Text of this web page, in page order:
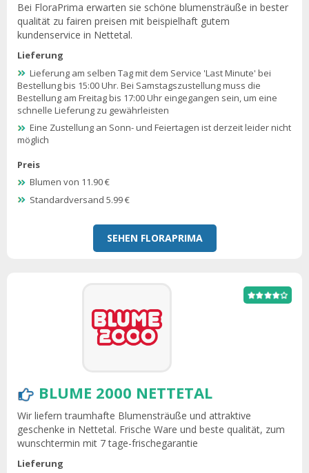
Bei FloraPrima erwarten sie schöne blumensträuße in bester
qualität zu fairen preisen mit beispielhaft gutem
kundenservice in Nettetal.
Lieferung
Lieferung am selben Tag mit dem Service 'Last Minute' bei
Bestellung bis 15:00 Uhr. Bei Samstagszustellung muss die
Bestellung am Freitag bis 17:00 Uhr eingegangen sein, um eine
schnelle Lieferung zu gewährleisten
Eine Zustellung an Sonn- und Feiertagen ist derzeit leider nicht
möglich
Preis
Blumen von 11.90 €
Standardversand 5.99 €
SEHEN FLORAPRIMA
BLUME 2000 NETTETAL
Wir liefern traumhafte Blumensträuße und attraktive
geschenke in Nettetal. Frische Ware und beste qualität, zum
wunschtermin mit 7 tage-frischegarantie
Lieferung